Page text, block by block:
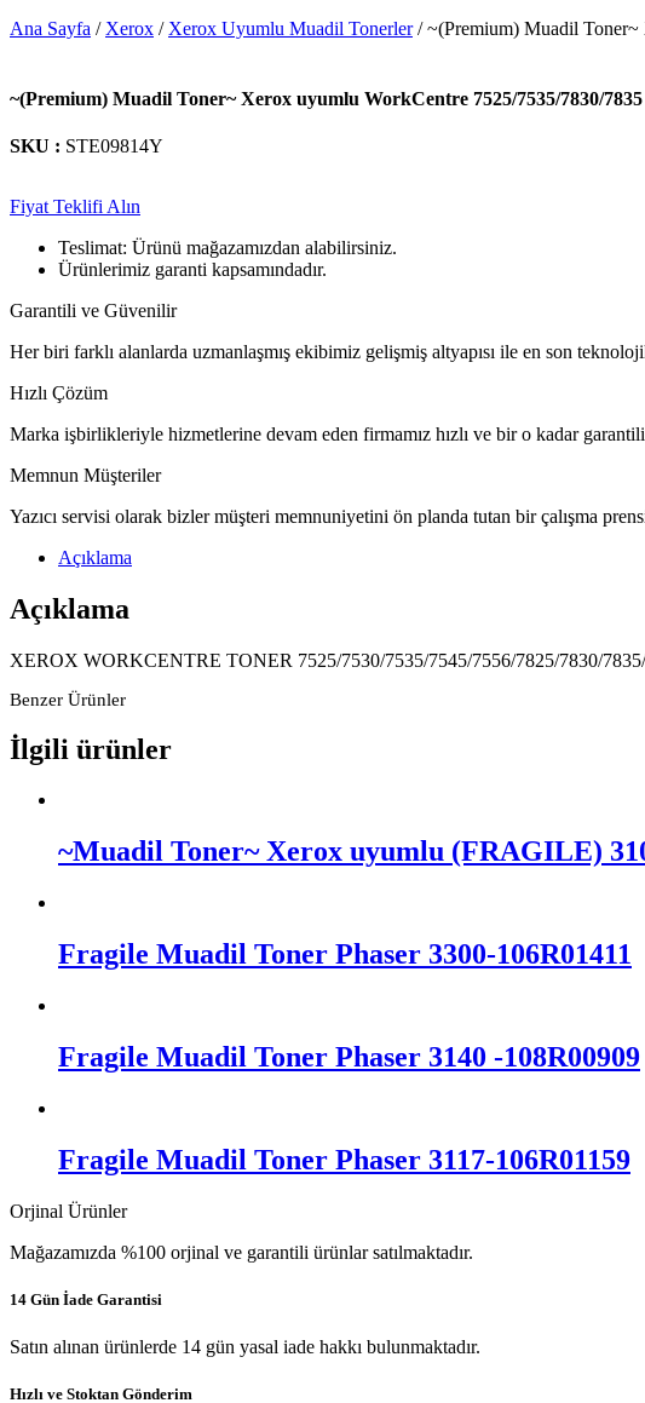
Ana Sayfa / Xerox / Xerox Uyumlu Muadil Tonerler/ ~(Premium) Muadil Toner~
~(Premium) Muadil Toner~ Xerox uyumlu WorkCentre 7525/7535/7830/7835
SKU : STE09814Y
Fiyat Teklifi Alın
Teslimat: Ürünü mağazamızdan alabilirsiniz.
Ürünlerimiz garanti kapsamındadır.
Garantili ve Güvenilir
Her biri farklı alanlarda uzmanlaşmış ekibimiz gelişmiş altyapısı ile en son
Hızlı Çözüm
Marka işbirlikleriyle hizmetlerine devam eden firmamız hızlı ve bir o kadar garantili
Memnun Müşteriler
Yazıcı servisi olarak bizler müşteri memnuniyetini ön planda tutan bir çalışma
Açıklama
Açıklama
XEROX WORKCENTRE TONER 7525/7530/7535/7545/7556/7825/7830/
Benzer Ürünler
İlgili ürünler
~Muadil Toner~ Xerox uyumlu (FRAGILE)
Fragile Muadil Toner Phaser 3300-106R01411
Fragile Muadil Toner Phaser 3140 -108R00909
Fragile Muadil Toner Phaser 3117-106R01159
Orjinal Ürünler
Mağazamızda %100 orjinal ve garantili ürünlar satılmaktadır.
14 Gün İade Garantisi
Satın alınan ürünlerde 14 gün yasal iade hakkı bulunmaktadır.
Hızlı ve Stoktan Gönderim